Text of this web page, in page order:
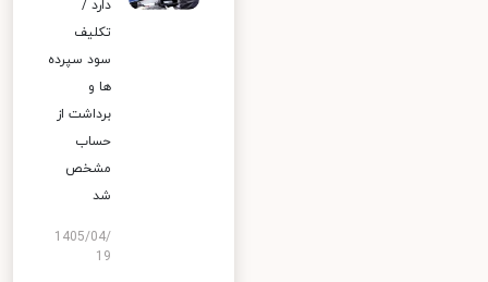
دارد /
تکلیف
سود سپرده
ها و
برداشت از
حساب
مشخص
شد
1405/04/
19